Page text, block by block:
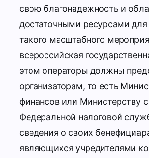
свою благонадежность и
достаточными ресурсами для
такого масштабного
всероссийская
этом операторы должны
организаторам, то есть
финансов или Министерству
Федеральной налоговой
сведения о своих
являющихся учредителями